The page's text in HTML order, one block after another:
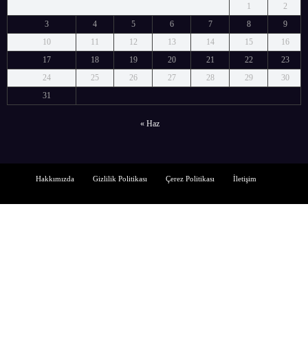
1
2
3
4 5 6 7 8
9
10
11 12 13 14 15
16
17
18 19 20 21 22
23
24
25 26 27 28 29
30
31
« Haz
Hakkımızda Gizlilik Politikası Çerez Politikası İletişim